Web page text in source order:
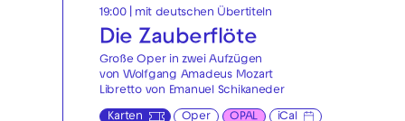
19:00| mit deutschen Übertiteln
Die Zauberflöte
Große Oper in zwei Aufzügen
von Wolfgang Amadeus Mozart
Libretto von Emanuel Schikaneder
Karten Oper OPAL iCal